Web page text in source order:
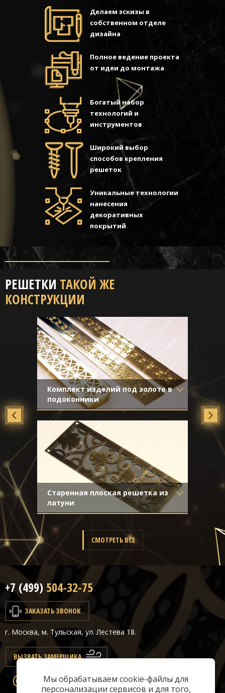
Мы обрабатываем cookie-файлы для
персонализации сервисов и для того,
Делаем эскизы в
собственном отделе
дизайна
Полное ведение проекта
от идеи до монтажа
Богатый набор
технологий и
инструментов
Широкий выбор
способов крепления
решеток
Уникальные технологии
нанесения
декоративных
покрытий
РЕШЕТКИ ТАКОЙ ЖЕ
КОНСТРУКЦИИ
Комплект изделий под золото в
подоконники
Материал- Латунь
Отделка- Полированная латунь
Старенная плоская решетка из
латуни
Материал- Латунь
направленной риской
СМОТРЕТЬ ВСЕ
+7 (499) 504-32-75
ЗАКАЗАТЬ ЗВОНОК
г. Москва, м. Тульская, ул. Лестева 18.
ВЫЗВАТЬ ЗАМЕРЩИКА
info@classicair.ru